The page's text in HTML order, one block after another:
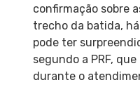
confirmação sobre
trecho da batida,
pode ter
segundo a PRF,
durante o